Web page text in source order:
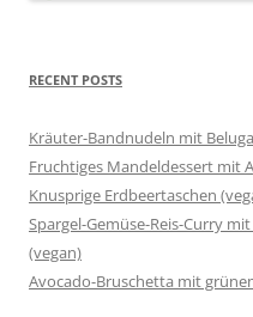
RECENT POSTS
Kräuter-Bandnudeln mit
Fruchtiges Mandeldessert mit
Knusprige Erdbeertaschen
Spargel-Gemüse-Reis-Curry
(vegan)
Avocado-Bruschetta mit